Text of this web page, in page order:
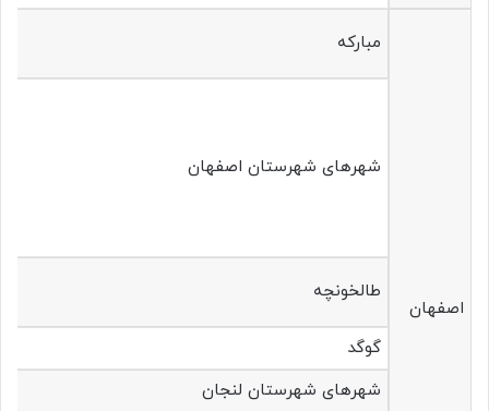
اصفهان
مبارکه
شهرهای شهرستان اصفهان
طالخونچه
گوگد
شهرهای شهرستان‌ لنجان